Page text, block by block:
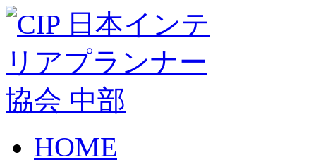
HOME